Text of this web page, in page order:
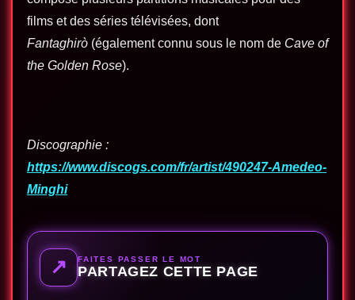
films et des séries télévisées, dont
Fantaghirò (également connu sous le nom de Cave of
the Golden Rose).
Discographie :
https://www.discogs.com/fr/artist/490247-Amedeo-
Minghi
↗ FAITES PASSER LE MOT
PARTAGEZ CETTE PAGE